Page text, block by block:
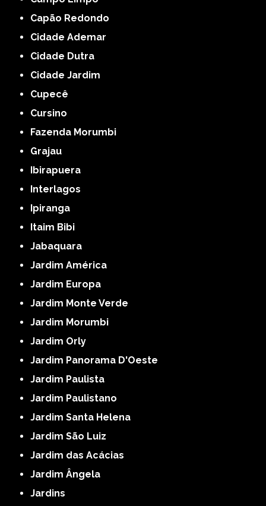
Capão Redondo
Cidade Ademar
Cidade Dutra
Cidade Jardim
Cupecê
Cursino
Fazenda Morumbi
Grajau
Ibirapuera
Interlagos
Ipiranga
Itaim Bibi
Jabaquara
Jardim América
Jardim Europa
Jardim Monte Verde
Jardim Morumbi
Jardim Orly
Jardim Panorama D'Oeste
Jardim Paulista
Jardim Paulistano
Jardim Santa Helena
Jardim São Luiz
Jardim das Acácias
Jardim Ângela
Jardins